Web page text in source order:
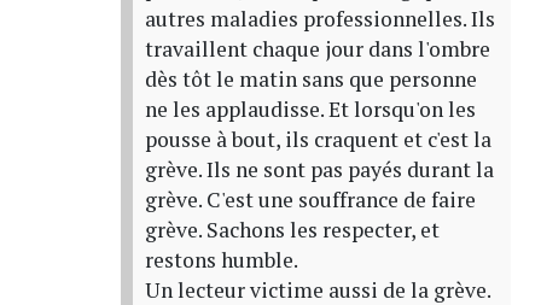
autres maladies professionnelles. Ils
travaillent chaque jour dans l'ombre
dès tôt le matin sans que personne
ne les applaudisse. Et lorsqu'on les
pousse à bout, ils craquent et c'est la
grève. Ils ne sont pas payés durant la
grève. C'est une souffrance de faire
grève. Sachons les respecter, et
restons humble.
Un lecteur victime aussi de la grève.